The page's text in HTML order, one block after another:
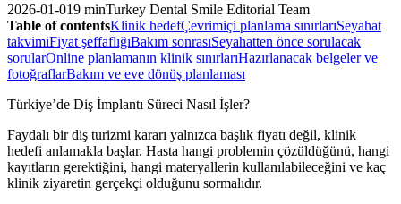
2026-01-019 minTurkey Dental Smile Editorial Team
Table of contentsKlinik hedefÇevrimiçi planlama sınırlarıSeyahat
takvimiFiyat şeffaflığıBakım sonrasıSeyahatten önce sorulacak
sorularOnline planlamanın klinik sınırlarıHazırlanacak belgeler ve
fotoğraflarBakım ve eve dönüş planlaması
Türkiye’de Diş İmplantı Süreci Nasıl İşler?
Faydalı bir diş turizmi kararı yalnızca başlık fiyatı değil, klinik
hedefi anlamakla başlar. Hasta hangi problemin çözüldüğünü, hangi
kayıtların gerektiğini, hangi materyallerin kullanılabileceğini ve kaç
klinik ziyaretin gerçekçi olduğunu sormalıdır.